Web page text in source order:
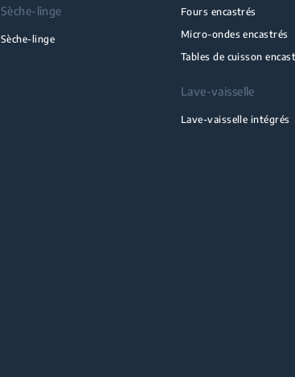
Sèche-linge
Sèche-linge
Fours encastrés
Micro-ondes encastrés
Tables de cuisson
Lave-vaisselle
Lave-vaisselle intégrés